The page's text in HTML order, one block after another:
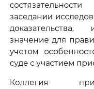
заседании
значение для
учетом
суде с участием
Коллегия